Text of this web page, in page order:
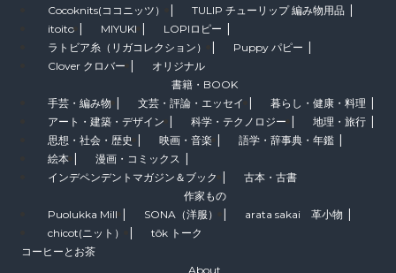
Cocoknits(ココニッツ）
TULIP チューリップ 編み物用品
itoito
MIYUKI
LOPIロピー
ラトビア糸（リガコレクション）
Puppy パピー
Clover クロバー
オリジナル
書籍・BOOK
手芸・編み物
文芸・評論・エッセイ
暮らし・健康・料理
アート・建築・デザイン
科学・テクノロジー
地理・旅行
思想・社会・歴史
映画・音楽
語学・辞事典・年鑑
絵本
漫画・コミックス
インデペンデントマガジン＆ブック
古本・古書
作家もの
Puolukka Mill
SONA（洋服）
arata sakai 革小物
chicot(ニット）
tôk トーク
コーヒーとお茶
About